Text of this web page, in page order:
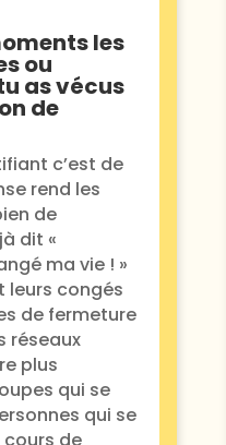
les
ou
as vécus
de
c’est de
rend les
de
dit «
ma vie ! »
leurs congés
de fermeture
réseaux
plus
qui se
qui se